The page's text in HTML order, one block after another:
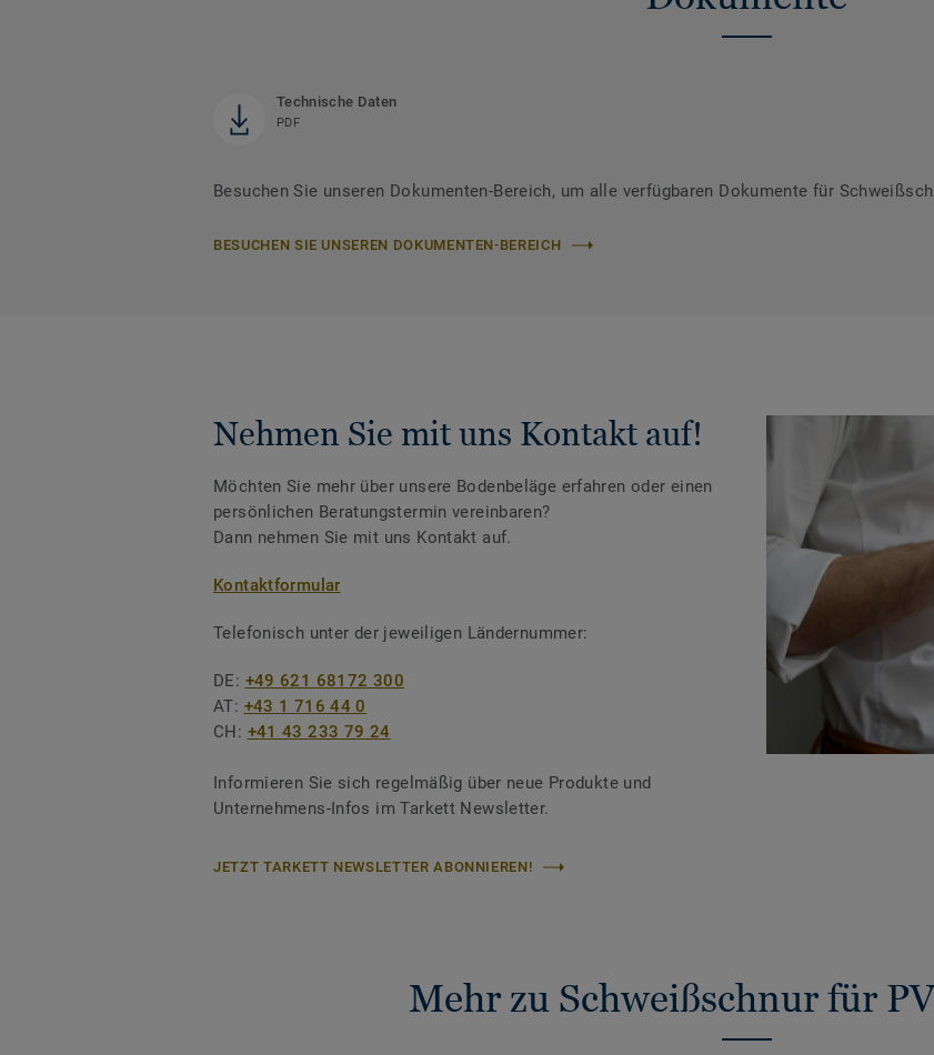
Technische Daten
PDF
Besuchen Sie unseren Dokumenten-Bereich, um alle verfügbaren Dokumente für
BESUCHEN SIE UNSEREN DOKUMENTEN-BEREICH
Nehmen Sie mit uns Kontakt auf!
Möchten Sie mehr über unsere Bodenbeläge erfahren oder einen
persönlichen Beratungstermin vereinbaren?
Dann nehmen Sie mit uns Kontakt auf.
Kontaktformular
Telefonisch unter der jeweiligen Ländernummer:
DE: +49 621 68172 300
AT: +43 1 716 44 0
CH: +41 43 233 79 24
Informieren Sie sich regelmäßig über neue Produkte und
Unternehmens-Infos im Tarkett Newsletter.
JETZT TARKETT NEWSLETTER ABONNIEREN!
Mehr zu Schweißschnur für